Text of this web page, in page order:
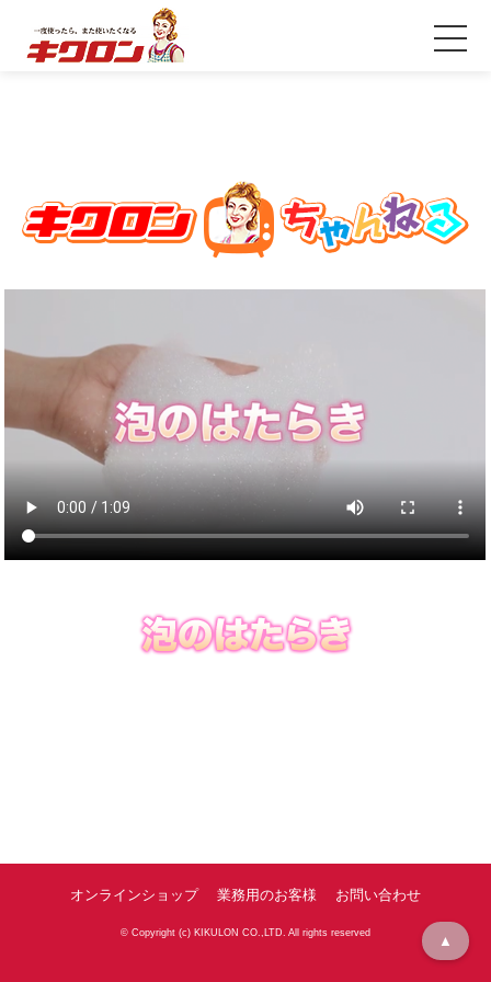
オンラインショップ 業務用のお客様 お問い合わせ
© Copyright (c) KIKULON CO.,LTD. All rights reserved ▲